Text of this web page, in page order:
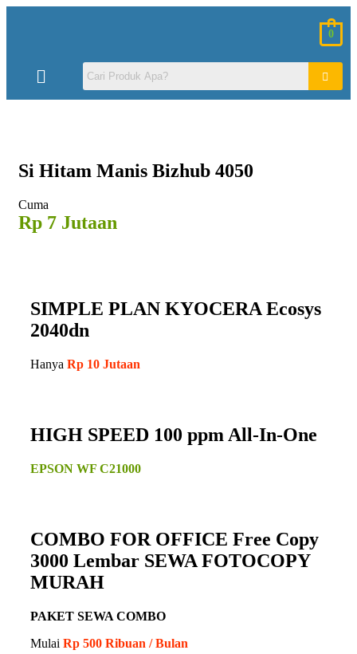
0
Si Hitam Manis Bizhub 4050
Cuma
Rp 7 Jutaan
SIMPLE PLAN KYOCERA Ecosys
2040dn
Hanya Rp 10 Jutaan
HIGH SPEED 100 ppm All-In-One
EPSON WF C21000
COMBO FOR OFFICE Free Copy
3000 Lembar SEWA FOTOCOPY
MURAH
PAKET SEWA COMBO
Mulai Rp 500 Ribuan / Bulan